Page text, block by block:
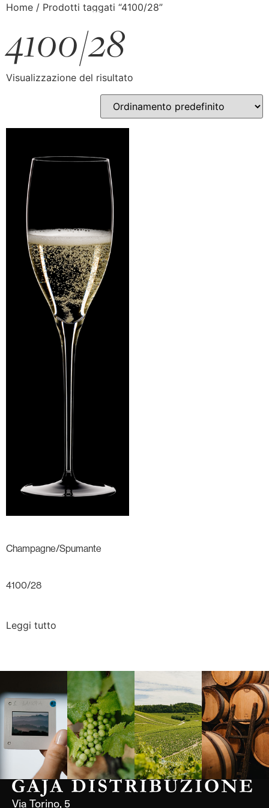
Home / Prodotti taggati “4100/28”
4100/28
Visualizzazione del risultato
Champagne/Spumante
4100/28
Leggi tutto
Langa, 1977 Borgogna,
Francia
Borgogna,
Francia
Instagram
Via Torino, 5